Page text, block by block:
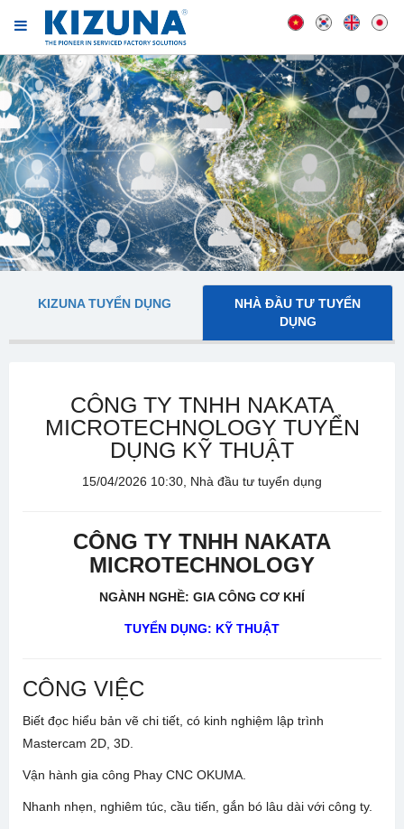
KIZUNA TUYỂN DỤNG
NHÀ ĐẦU TƯ TUYỂN
DỤNG
CÔNG TY TNHH NAKATA
MICROTECHNOLOGY TUYỂN
DỤNG KỸ THUẬT
15/04/2026 10:30, Nhà đầu tư tuyển dụng
CÔNG TY TNHH NAKATA
MICROTECHNOLOGY
NGÀNH NGHỀ: GIA CÔNG CƠ KHÍ
TUYỂN DỤNG: KỸ THUẬT
CÔNG VIỆC
Biết đọc hiểu bản vẽ chi tiết, có kinh nghiệm lập trình
Mastercam 2D, 3D.
Vận hành gia công Phay CNC OKUMA.
Nhanh nhẹn, nghiêm túc, cầu tiến, gắn bó lâu dài với công ty.